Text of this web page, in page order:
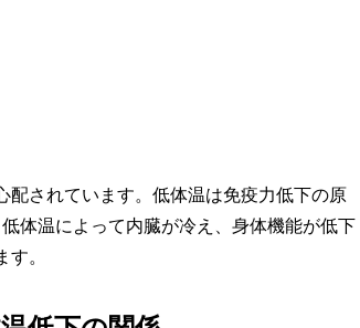
配されています。低体温は免疫力低下の原
体温によって内臓が冷え、身体機能が低下
。